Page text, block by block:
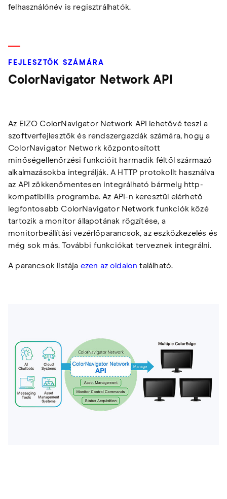
felhasználónév is regisztrálhatók.
FEJLESZTŐK SZÁMÁRA
ColorNavigator Network API
Az EIZO ColorNavigator Network API lehetővé teszi a
szoftverfejlesztők és rendszergazdák számára, hogy a
ColorNavigator Network központosított
minőségellenőrzési funkcióit harmadik féltől származó
alkalmazásokba integrálják. A HTTP protokollt használva
az API zökkenőmentesen integrálható bármely http-
kompatibilis programba. Az API-n keresztül elérhető
legfontosabb ColorNavigator Network funkciók közé
tartozik a monitor állapotának rögzítése, a
monitorbeállítási vezérlőparancsok, az eszközkezelés és
még sok más. További funkciókat terveznek integrálni.
A parancsok listája ezen az oldalon található.